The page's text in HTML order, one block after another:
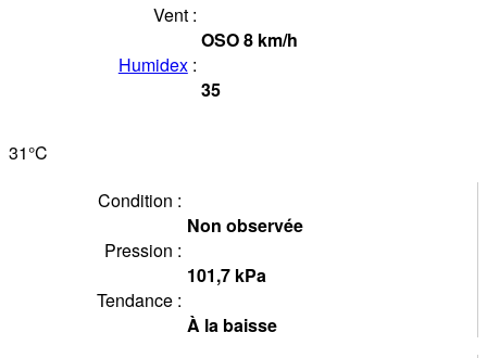
Vent :
OSO8 km/h
Humidex:
35
31°C
Condition :
Non observée
Pression :
101,7 kPa
Tendance :
À la baisse